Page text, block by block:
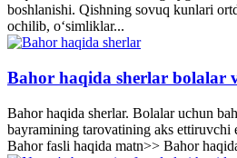
boshlanishi. Qishning sovuq kunlari
ochilib, o‘simliklar...
Bahor haqida sherlar bolalar
Bahor haqida sherlar. Bolalar uchun
bayramining tarovatining aks ettiruvchi
Bahor fasli haqida matn>> Bahor